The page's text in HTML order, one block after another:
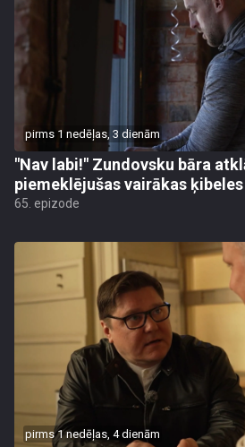
pirms 1 nedēļas, 3 dienām
"Nav labi!" Zundovsku bāra
piemeklējušas vairākas ķibeles
65. epizode
pirms 1 nedēļas, 4 dienām